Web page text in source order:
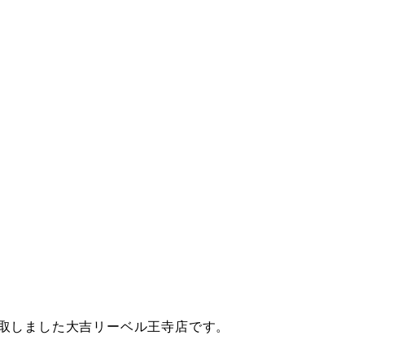
ました大吉リーベル王寺店です。